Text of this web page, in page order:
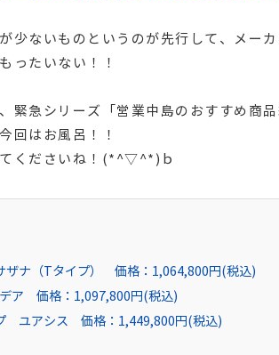
少ないものというのが先行して、メ
ったいない！！
緊急シリーズ「営業中島のおすすめ商
回はお風呂！！
くださいね！(*^▽^*)ｂ
ナ（Tタイプ） 価格：1,064,800円(税込)
ア 価格：1,097,800円(税込)
ユアシス 価格：1,449,800円(税込)